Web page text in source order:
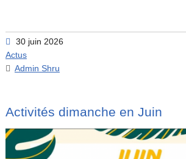
30 juin 2026
Actus
Admin Shru
Activités dimanche en Juin